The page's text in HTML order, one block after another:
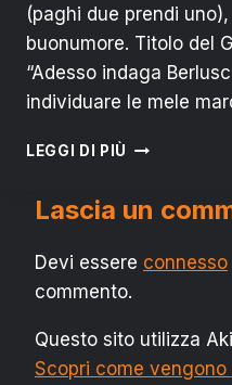
(paghi due prendi
buonumore. Titolo del
“Adesso indaga
individuare le mele
LEGGI DI PIÙ BERLUSCK
Lascia un
Devi essere connesso
commento.
Questo sito utilizza
Scopri come